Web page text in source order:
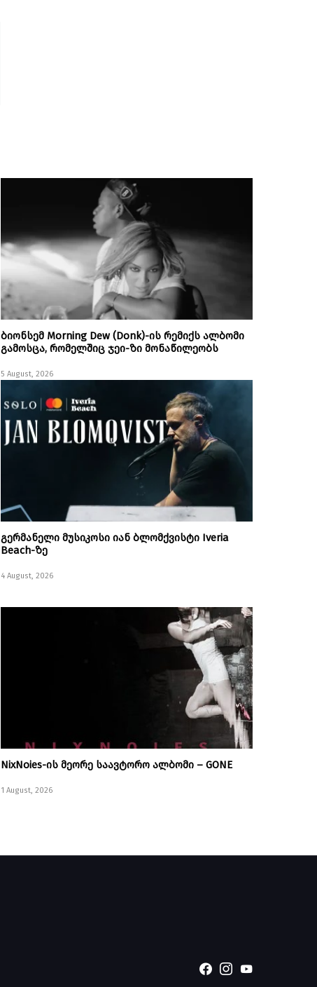
ბიონსემ Morning Dew (Donk)-ის რემიქს ალბომი
გამოსცა, რომელშიც ჯეი-ზი მონაწილეობს
5 August, 2026
გერმანელი მუსიკოსი იან ბლომქვისტი Iveria
Beach-ზე
4 August, 2026
NixNoies-ის მეორე საავტორო ალბომი – GONE
1 August, 2026